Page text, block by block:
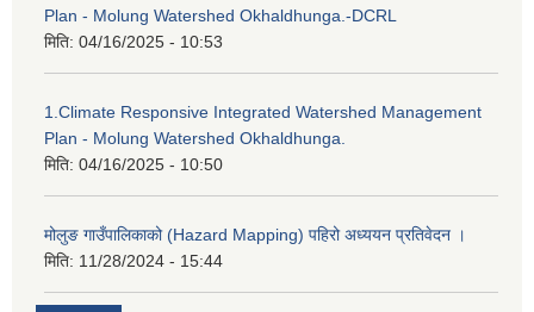
Plan - Molung Watershed Okhaldhunga.-DCRL
मिति: 04/16/2025 - 10:53
1.Climate Responsive Integrated Watershed Management
Plan - Molung Watershed Okhaldhunga.
मिति: 04/16/2025 - 10:50
मोलुङ गाउँपालिकाको (Hazard Mapping) पहिरो अध्ययन प्रतिवेदन ।
मिति: 11/28/2024 - 15:44